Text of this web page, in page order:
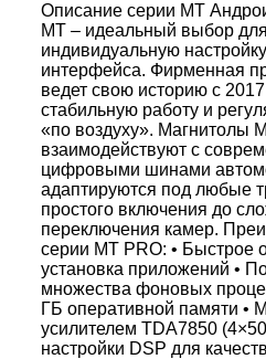
Описание серии MT
MT – идеальный выбор
индивидуальную
интерфейса. Фирменная
ведет свою историю с
стабильную работу и
«по воздуху». Магнитолы
взаимодействуют с
цифровыми шинами
адаптируются под любые
простого включения до
переключения камер.
серии MT PRO: • Быстрое
установка приложений •
множества фоновых
ГБ оперативной памяти •
усилителем TDA7850
настройки DSP для